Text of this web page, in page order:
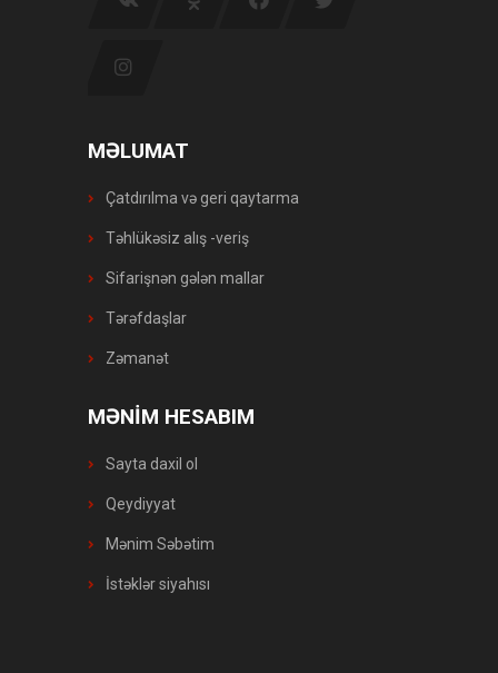
MƏLUMAT
Çatdırılma və geri qaytarma
Təhlükəsiz alış -veriş
Sifarişnən gələn mallar
Tərəfdaşlar
Zəmanət
MƏNİM HESABIM
Sayta daxil ol
Qeydiyyat
Mənim Səbətim
İstəklər siyahısı